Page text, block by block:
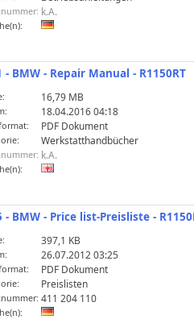
k.A.
- BMW - Repair Manual - R1150RT
16,79 MB
18.04.2016 04:18
PDF Dokument
Werkstatthandbücher
k.A.
- BMW - Price list-Preisliste -
397,1 KB
26.07.2012 03:25
PDF Dokument
Preislisten
411 204 110